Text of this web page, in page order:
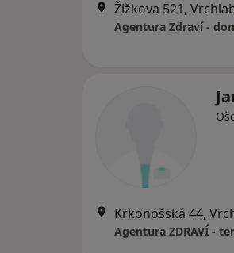
Žižkova 521,
Agentura Zdraví -
Krkonošská 44,
Agentura ZDRAVÍ -